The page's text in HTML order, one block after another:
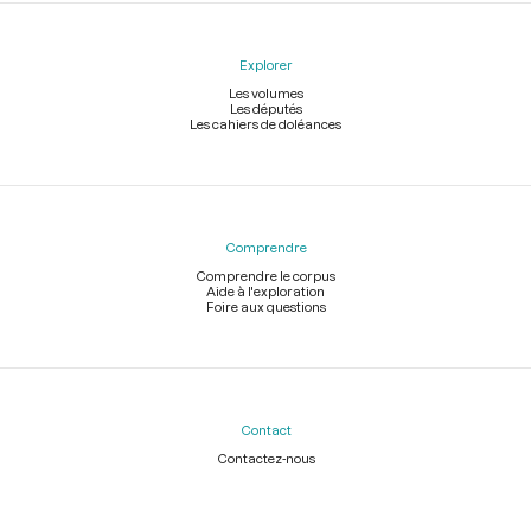
Explorer
Les volumes
Les députés
Les cahiers de doléances
Comprendre
Comprendre le corpus
Aide à l'exploration
Foire aux questions
Contact
Contactez-nous